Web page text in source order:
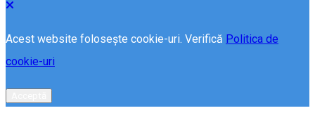
Acest website folosește cookie-uri. Verifică Politica de
cookie-uri